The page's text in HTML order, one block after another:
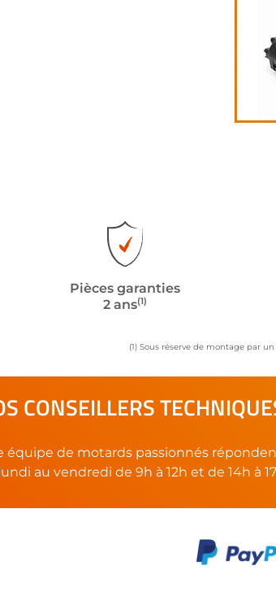
Pièces garanties
2 ans(1)
(1) Sous réserve de montage par
CONSEILLERS
équipe de motards passionnés
au vendredi de 9h à 12h et de 14h à